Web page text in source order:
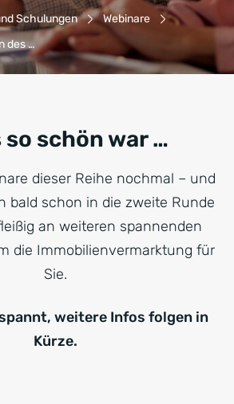
Schulungen
Webinare
des …
so schön war …
dieser Reihe nochmal – und
bald schon in die zweite Runde
an weiteren spannenden
die Immobilienvermarktung für
Sie.
weitere Infos folgen in
Kürze.